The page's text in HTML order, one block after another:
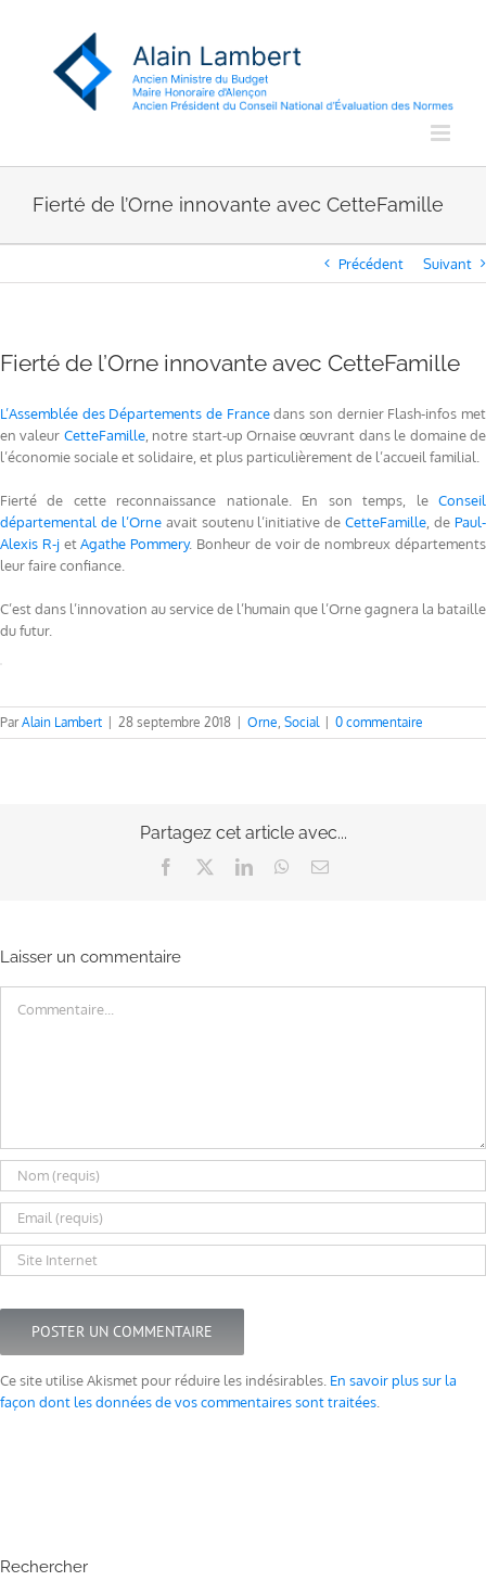
Fierté de l’Orne innovante avec CetteFamille
Précédent Suivant
Fierté de l’Orne innovante avec CetteFamille
L’Assemblée des Départements de Francedans son dernier Flash-infos met
en valeur CetteFamille, notre start-up Ornaise œuvrant dans le domaine de
l’économie sociale et solidaire, et plus particulièrement de l’accueil familial.
Fierté de cette reconnaissance nationale. En son temps, le Conseil
départemental de l’Orneavait soutenu l’initiative deCetteFamille , de Paul-
Alexis R-jetAgathe Pommery. Bonheur de voir de nombreux départements
leur faire confiance.
C’est dans l’innovation au service de l’humain que l’Orne gagnera la bataille
du futur.
ParAlain Lambert 28 septembre 2018 Orne, Social 0 commentaire
Partagez cet article avec...
Facebook LinkedInWhatsApp
Email
Laisser un commentaire
Ce site utilise Akismet pour réduire les indésirables. En savoir plus sur la
façon dont les données de vos commentaires sont traitées
Rechercher